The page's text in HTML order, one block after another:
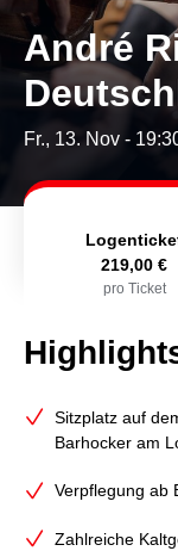
André
Fr., 13. Nov -
219,00 €
pro Ticket
Sitzplatz auf
Barhocker am
Verpflegung ab
Zahlreiche